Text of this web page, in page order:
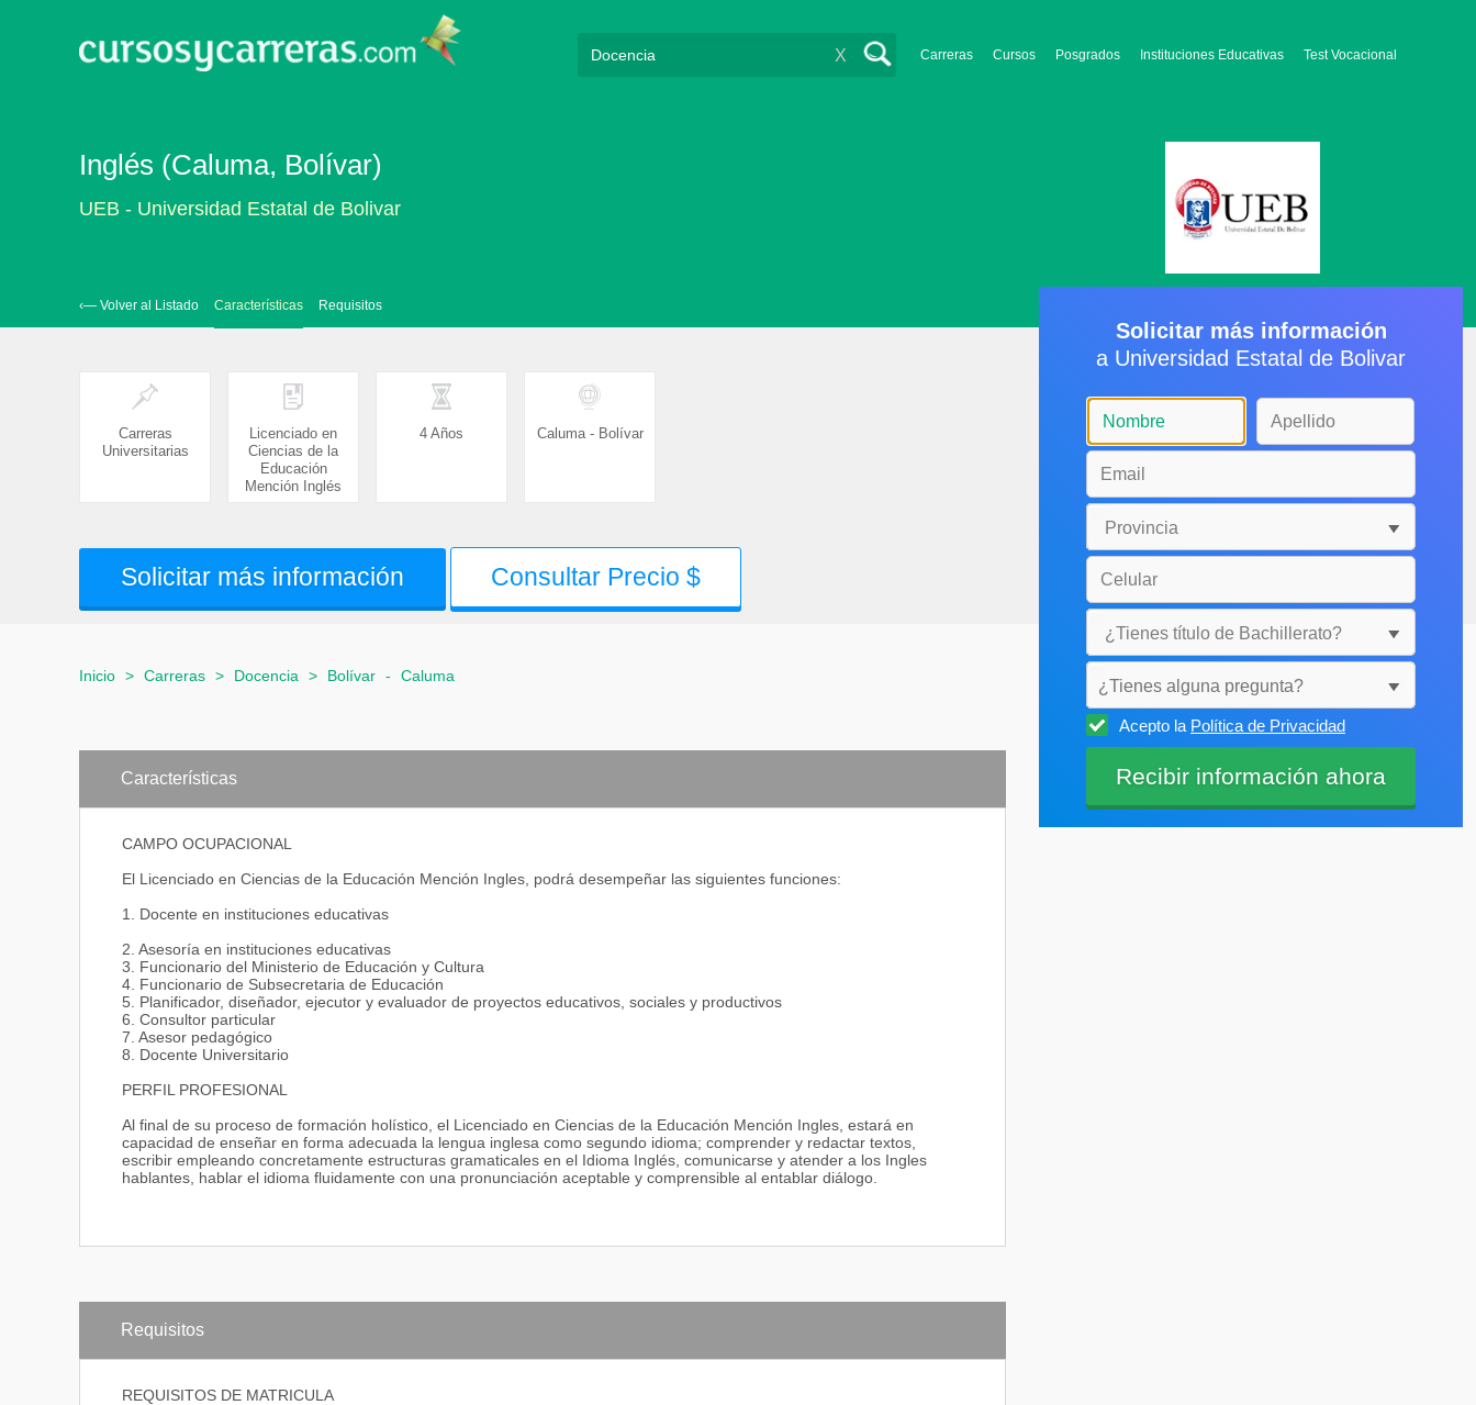
Carreras Cursos Posgrados Instituciones Educativas Test Vocacional
X
Inglés (Caluma, Bolívar)
UEB - Universidad Estatal de Bolivar
‹— Volver al Listado Características Requisitos
Carreras
Universitarias
Licenciado en
Ciencias de la
Educación
Mención Inglés
4 Años Caluma - Bolívar
Solicitar más información Consultar Precio $
Inicio > Carreras > Docencia > Bolívar - Caluma
Características
CAMPO OCUPACIONAL
El Licenciado en Ciencias de la Educación Mención Ingles, podrá desempeñar las siguientes funciones:
1. Docente en instituciones educativas
2. Asesoría en instituciones educativas
3. Funcionario del Ministerio de Educación y Cultura
4. Funcionario de Subsecretaria de Educación
5. Planificador, diseñador, ejecutor y evaluador de proyectos educativos, sociales y productivos
6. Consultor particular
7. Asesor pedagógico
8. Docente Universitario
PERFIL PROFESIONAL
Al final de su proceso de formación holístico, el Licenciado en Ciencias de la Educación Mención Ingles, estará en
capacidad de enseñar en forma adecuada la lengua inglesa como segundo idioma; comprender y redactar textos,
escribir empleando concretamente estructuras gramaticales en el Idioma Inglés, comunicarse y atender a los Ingles
hablantes, hablar el idioma fluidamente con una pronunciación aceptable y comprensible al entablar diálogo.
Requisitos
REQUISITOS DE MATRICULA
Solicitar más información
a Universidad Estatal de Bolivar
¿Tienes alguna pregunta?
Selecciónala
Acepto la Política de Privacidad